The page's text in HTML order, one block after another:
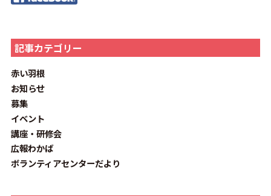
記事カテゴリー
赤い羽根
お知らせ
募集
イベント
講座・研修会
広報わかば
ボランティアセンターだより